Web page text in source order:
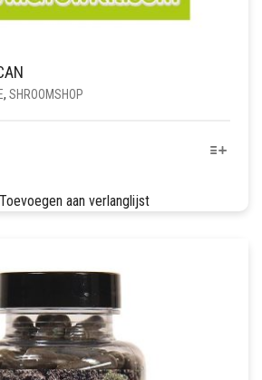
, SHROOMSHOP
Toevoegen aan verlanglijst